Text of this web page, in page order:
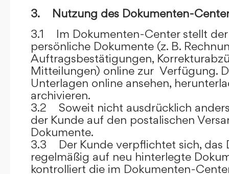
3. Nutzung des Dokumenten-
3.1 Im Dokumenten-Center stellt
persönliche Dokumente (z. B.
Auftragsbestätigungen,
Mitteilungen) online zur Verfügung.
Unterlagen online ansehen,
archivieren.
3.2 Soweit nicht ausdrücklich
der Kunde auf den postalischen
Dokumente.
3.3 Der Kunde verpflichtet sich, das
regelmäßig auf neu hinterlegte
kontrolliert die im Dokumenten-